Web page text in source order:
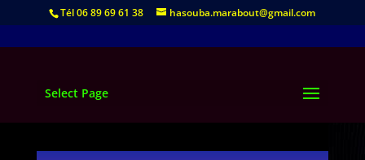
Tél 06 89 69 61 38 hasouba.marabout@gmail.com
Select Page